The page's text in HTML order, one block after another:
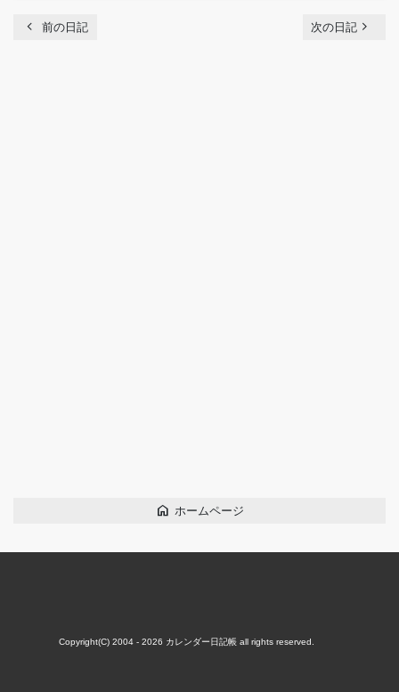
chevron_left 前の日記 次の日記 navigate_next
home ホームページ
Copyright(C) 2004 - 2026 カレンダー日記帳all rights reserved.